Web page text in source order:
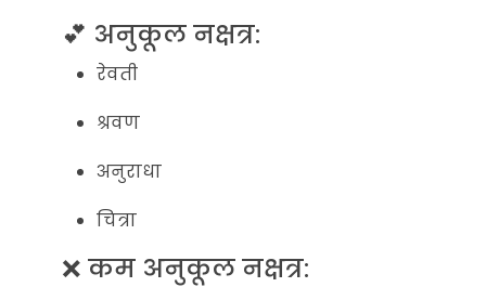
💕 अनुकूल नक्षत्र:
रेवती
श्रवण
अनुराधा
चित्रा
❌ कम अनुकूल नक्षत्र: